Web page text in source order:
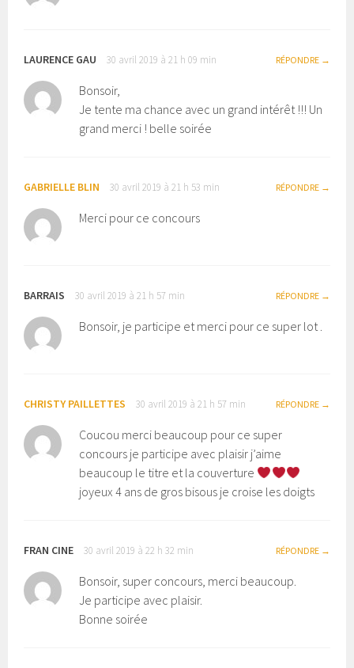
LAURENCE GAU 30 avril 2019 à 21 h 09 min RÉPONDRE
Bonsoir,
Je tente ma chance avec un grand intérêt !!! Un
grand merci ! belle soirée
GABRIELLE BLIN 30 avril 2019 à 21 h 53 min RÉPONDRE
Merci pour ce concours
BARRAIS 30 avril 2019 à 21 h 57 min RÉPONDRE
Bonsoir, je participe et merci pour ce super lot .
CHRISTY PAILLETTES 30 avril 2019 à 21 h 57 min RÉPONDRE
Coucou merci beaucoup pour ce super
concours je participe avec plaisir j’aime
beaucoup le titre et la couverture
joyeux 4 ans de gros bisous je croise les doigts
FRAN CINE 30 avril 2019 à 22 h 32 min RÉPONDRE
Bonsoir, super concours, merci beaucoup.
Je participe avec plaisir.
Bonne soirée